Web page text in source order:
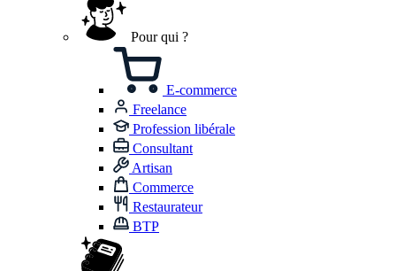
Pour qui ?
E-commerce
Freelance
Profession libérale
Consultant
Artisan
Commerce
Restaurateur
BTP